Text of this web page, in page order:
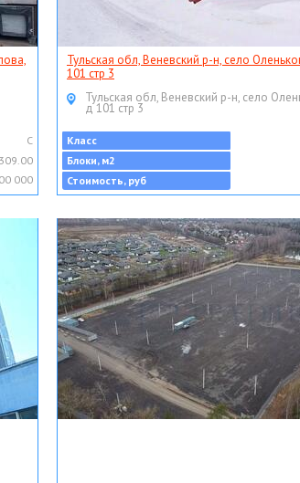
C
000
Тульская обл, Веневский р-н, село
101 стр 3
Тульская обл, Веневский р-н, село
д 101 стр 3
Класс
Блоки, м2
Стоимость, руб